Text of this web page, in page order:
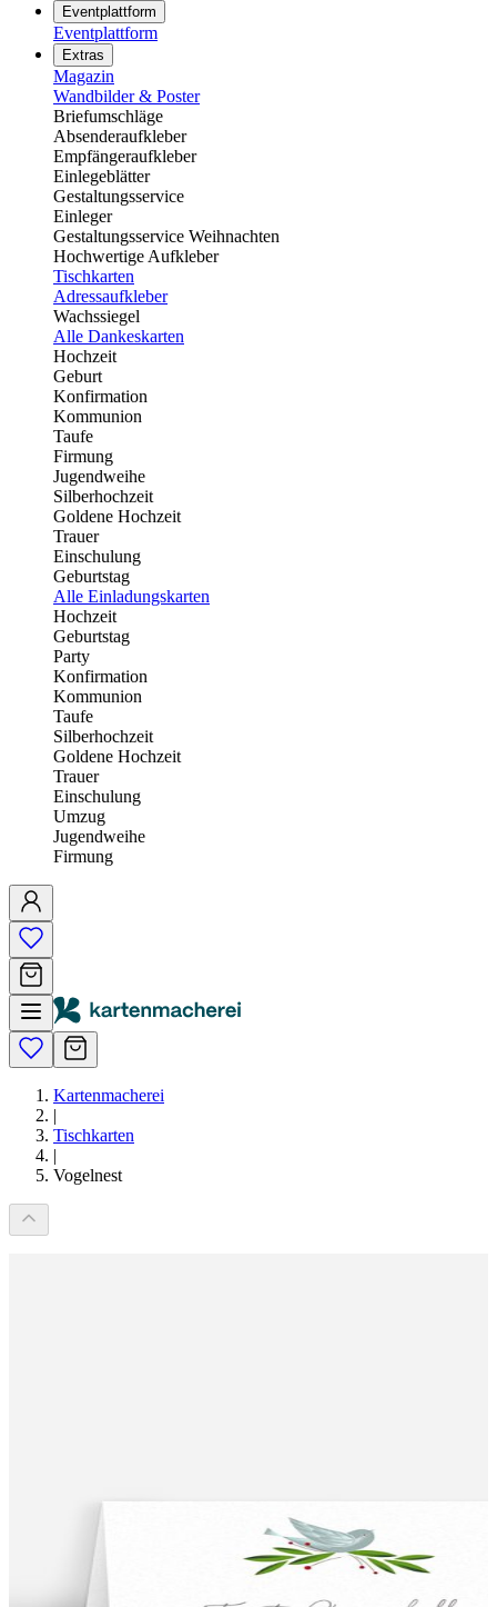
Eventplattform
Eventplattform
Extras
Magazin
Wandbilder & Poster
Briefumschläge
Absenderaufkleber
Empfängeraufkleber
Einlegeblätter
Gestaltungsservice
Einleger
Gestaltungsservice Weihnachten
Hochwertige Aufkleber
Tischkarten
Adressaufkleber
Wachssiegel
Alle Dankeskarten
Hochzeit
Geburt
Konfirmation
Kommunion
Taufe
Firmung
Jugendweihe
Silberhochzeit
Goldene Hochzeit
Trauer
Einschulung
Geburtstag
Alle Einladungskarten
Hochzeit
Geburtstag
Party
Konfirmation
Kommunion
Taufe
Silberhochzeit
Goldene Hochzeit
Trauer
Einschulung
Umzug
Jugendweihe
Firmung
Kartenmacherei
|
Tischkarten
|
Vogelnest